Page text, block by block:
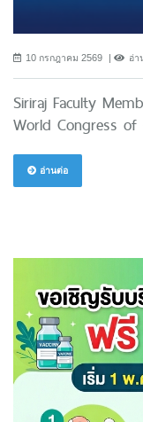
10 กรกฎาคม 2569 อ่า
Siriraj Faculty
World Congress of
อ่านต่อ